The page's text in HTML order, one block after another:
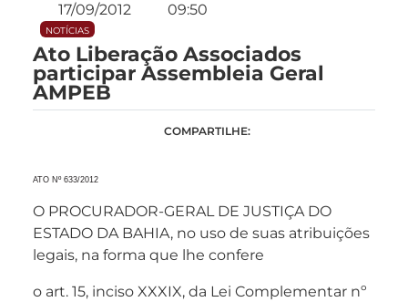
17/09/2012 09:50
NOTÍCIAS
Ato Liberação Associados
participar Assembleia Geral
AMPEB
COMPARTILHE:
ATO Nº 633/2012
O PROCURADOR-GERAL DE JUSTIÇA DO
ESTADO DA BAHIA, no uso de suas atribuições
legais, na forma que lhe confere
o art. 15, inciso XXXIX, da Lei Complementar nº